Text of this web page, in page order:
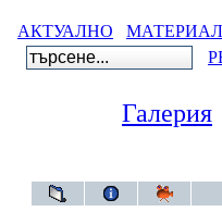
АКТУАЛНО
Галерия